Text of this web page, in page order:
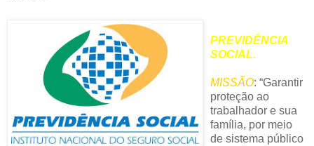
PREVIDÊNCIA
SOCIAL.
MISSÃO: “Garantir
proteção ao
trabalhador e sua
família, por meio
de sistema público